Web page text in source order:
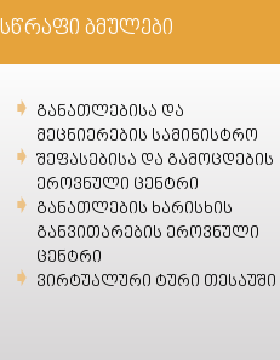
სწრაფი ბმულები
განათლებისა და
მეცნიერების სამინისტრო
შეფასებისა და გამოცდების
ეროვნული ცენტრი
განათლების ხარისხის
განვითარების ეროვნული
ცენტრი
ვირტუალური ტური თესაუში